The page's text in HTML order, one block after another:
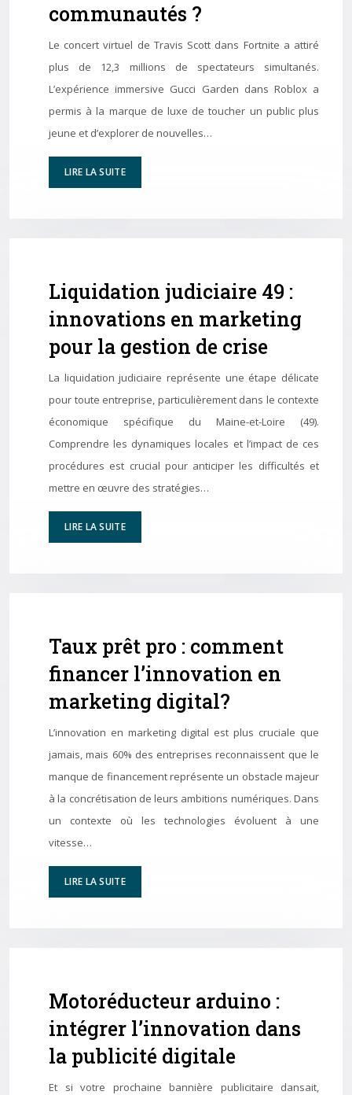
communautés ?
Le concert virtuel de Travis Scott dans Fortnite a attiré
plus de 12,3 millions de spectateurs simultanés.
L’expérience immersive Gucci Garden dans Roblox a
permis à la marque de luxe de toucher un public plus
jeune et d’explorer de nouvelles…
LIRE LA SUITE
Liquidation judiciaire 49 :
innovations en marketing
pour la gestion de crise
La liquidation judiciaire représente une étape délicate
pour toute entreprise, particulièrement dans le contexte
économique spécifique du Maine-et-Loire (49).
Comprendre les dynamiques locales et l’impact de ces
procédures est crucial pour anticiper les difficultés et
mettre en œuvre des stratégies…
LIRE LA SUITE
Taux prêt pro : comment
financer l’innovation en
marketing digital?
L’innovation en marketing digital est plus cruciale que
jamais, mais 60% des entreprises reconnaissent que le
manque de financement représente un obstacle majeur
à la concrétisation de leurs ambitions numériques. Dans
un contexte où les technologies évoluent à une
vitesse…
LIRE LA SUITE
Motoréducteur arduino :
intégrer l’innovation dans
la publicité digitale
Et si votre prochaine bannière publicitaire dansait,